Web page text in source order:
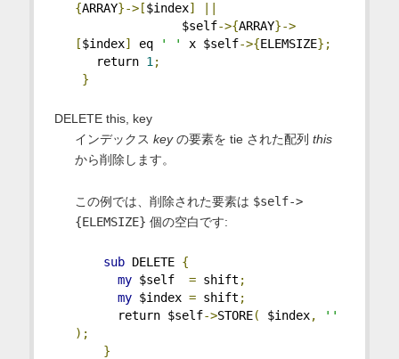
{ARRAY}->[$index]
$self->{ARRAY}->
[$index] eq ' ' x $self->{ELEMSIZE};
return 1;
}
DELETE this, key
インデックス keyの要素を tie された配列 this
から削除します。
この例では、削除された要素は $self->
{ELEMSIZE} 個の空白です:
sub DELETE {
my $self = shift ;
my $index = shift ;
return $self->STORE( $index,
''
);
}